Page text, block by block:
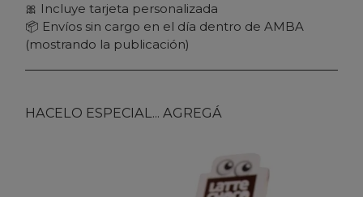
🎀 Incluye tarjeta personalizada
📦 Envíos sin cargo en el día dentro de AMBA
(mostrando la publicación)
HACELO ESPECIAL... AGREGÁ